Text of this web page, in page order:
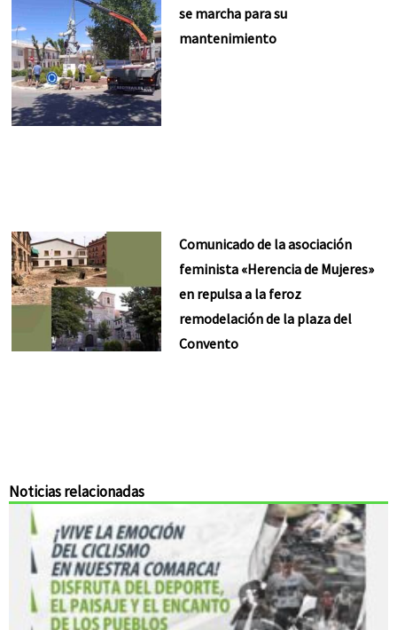
se marcha para su
mantenimiento
Comunicado de la asociación
feminista «Herencia de Mujeres»
en repulsa a la feroz
remodelación de la plaza del
Convento
Noticias relacionadas